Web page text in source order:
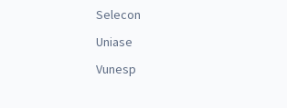
Selecon
Uniase
Vunesp